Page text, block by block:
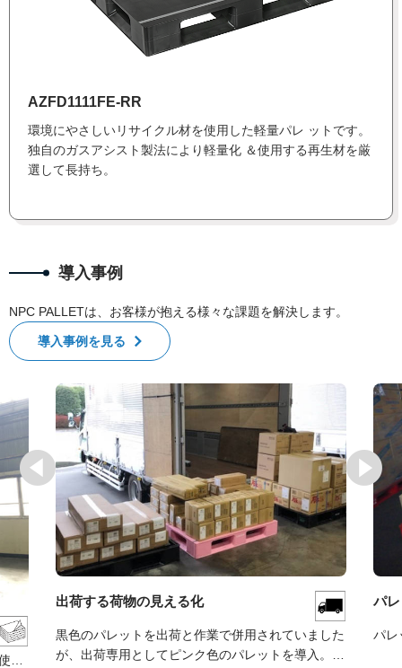
AZFD1111FE-RR
環境にやさしいリサイクル材を使用した軽量パレ ットです。
独自のガスアシスト製法により軽量化 ＆使用する再生材を厳
選して長持ち。
導入事例
NPC PALLETは、お客様が抱える様々な課題を解決します。
導入事例を見る
用
出荷する荷物の見える化
黒色のパレットを出荷と作業で併用されていました
が、出荷専用としてピンク色のパレットを導入。一
パ
パレ